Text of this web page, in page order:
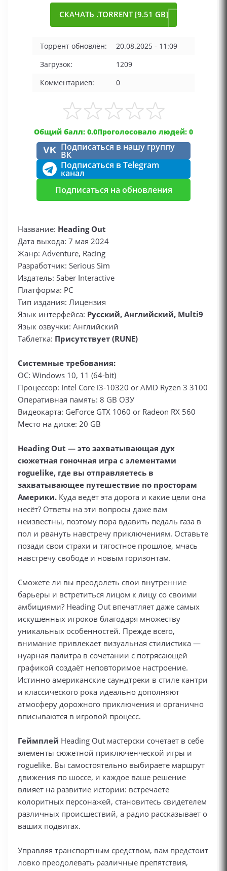
СКАЧАТЬ .TORRENT [9.51 GB]
Торрент обновлён:
20.08.2025 - 11:09
Загрузок:
1209
Комментариев:
0
Общий балл: 0.0Проголосовало людей: 0
VK Подписаться в нашу группу
ВК
Подписаться в Telegram
канал
Подписаться на обновления
Название: Heading Out
Дата выхода: 7 мая 2024
Жанр: Adventure, Racing
Разработчик: Serious Sim
Издатель: Saber Interactive
Платформа: PC
Тип издания: Лицензия
Язык интерфейса: Русский, Английский, Multi9
Язык озвучки: Английский
Таблетка: Присутствует (RUNE)
Системные требования:
ОС: Windows 10, 11 (64-bit)
Процессор: Intel Core i3-10320 or AMD Ryzen 3 3100
Оперативная память: 8 GB ОЗУ
Видеокарта: GeForce GTX 1060 or Radeon RX 560
Место на диске: 20 GB
Heading Out — это захватывающая дух
сюжетная гоночная игра с элементами
roguelike, где вы отправляетесь в
захватывающее путешествие по просторам
Америки. Куда ведёт эта дорога и какие цели она
несёт? Ответы на эти вопросы даже вам
неизвестны, поэтому пора вдавить педаль газа в
пол и рвануть навстречу приключениям. Оставьте
позади свои страхи и тягостное прошлое, мчась
навстречу свободе и новым горизонтам.
Сможете ли вы преодолеть свои внутренние
барьеры и встретиться лицом к лицу со своими
амбициями? Heading Out впечатляет даже самых
искушённых игроков благодаря множеству
уникальных особенностей. Прежде всего,
внимание привлекает визуальная стилистика —
нуарная палитра в сочетании с потрясающей
графикой создаёт неповторимое настроение.
Истинно американские саундтреки в стиле кантри
и классического рока идеально дополняют
атмосферу дорожного приключения и органично
вписываются в игровой процесс.
Геймплей Heading Out мастерски сочетает в себе
элементы сюжетной приключенческой игры и
roguelike. Вы самостоятельно выбираете маршрут
движения по шоссе, и каждое ваше решение
влияет на развитие истории: встречаете
колоритных персонажей, становитесь свидетелем
различных происшествий, а радио рассказывает о
ваших подвигах.
Управляя транспортным средством, вам предстоит
ловко преодолевать различные препятствия,